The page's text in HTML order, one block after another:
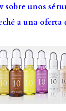
unos
a una oferta